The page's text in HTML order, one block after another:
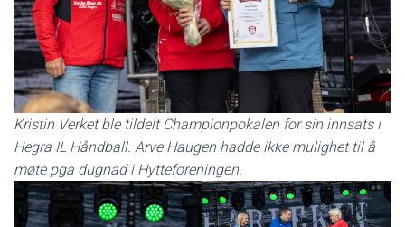
Kristin Verket ble tildelt Championpokalen for sin innsats i
Hegra IL Håndball. Arve Haugen hadde ikke mulighet til å
møte pga dugnad i Hytteforeningen.